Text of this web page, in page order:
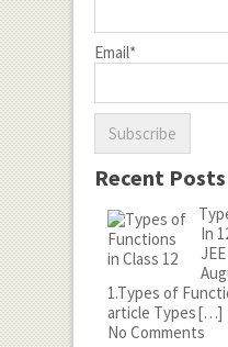
Email*
Recent Posts
In
1.Types of
article Types[…]
No Comments